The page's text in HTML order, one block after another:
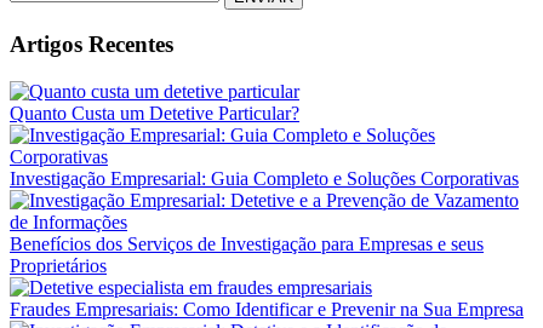
Artigos Recentes
Quanto Custa um Detetive Particular?
Investigação Empresarial: Guia Completo e Soluções Corporativas
Benefícios dos Serviços de Investigação para Empresas e seus
Proprietários
Fraudes Empresariais: Como Identificar e Prevenir na Sua Empresa